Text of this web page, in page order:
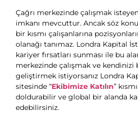
Çağrı merkezinde çalışmak
imkanı mevcuttur. Ancak söz
bir kısmı çalışanlarına
olanağı tanımaz. Londra Kapital
kariyer fırsatları sunması ile bu
merkezinde çalışmak ve kendinizi
geliştirmek istiyorsanız Londra
sitesinde “Ekibimize Katılın”
doldurabilir ve global bir alanda
edebilirsiniz.